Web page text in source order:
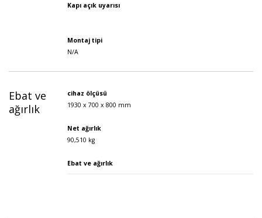
Kapı açık uyarısı
Montaj tipi
N/A
Ebat ve
ağırlık
cihaz ölçüsü
1930 x 700 x 800 mm
Net ağırlık
90,510 kg
Ebat ve ağırlık